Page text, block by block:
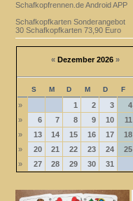
Schafkopfrennen.de Android APP
Schafkopfkarten Sonderangebot
30 Schafkopfkarten 73,90 Euro
« Dezember 2026 »
S M D M D F
» 1 2 3 4
»
6 7 8 9 10 11
»
13 14 15 16 17 18
»
20 21 22 23 24 25
»
27 28 29 30 31